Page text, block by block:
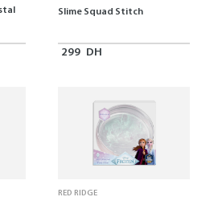
Slime Squad Stitch
299 DH
RED RIDGE